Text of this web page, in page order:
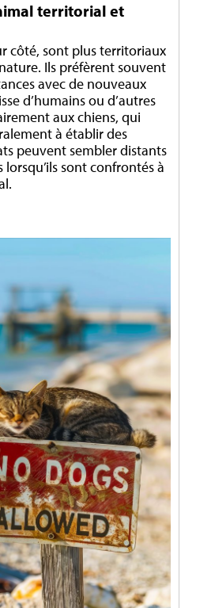
territorial et
côté, sont plus territoriaux
Ils préfèrent souvent
avec de nouveaux
d’humains ou d’autres
aux chiens, qui
à établir des
peuvent sembler distants
lorsqu’ils sont confrontés à